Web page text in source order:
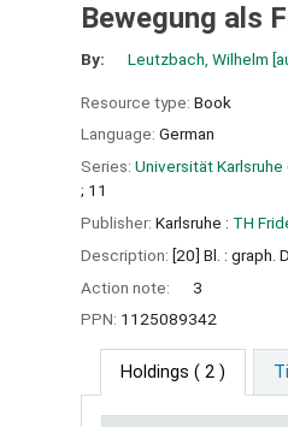
Bewegung als
By: Leutzbach, Wilhelm
Resource type: Book
Language: German
Series: Universität
; 11
Publisher: Karlsruhe : TH
Description: [20] Bl. : graph.
Action note:
3
PPN: 1125089342
Holdings ( 2 )